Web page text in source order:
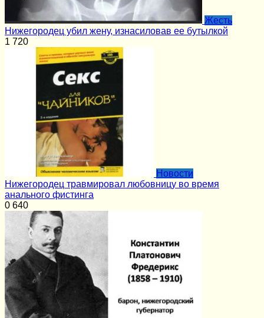
Жесть
Нижегородец убил жену, изнасиловав ее бутылкой
1 720
Новости
Нижегородец травмировал любовницу во время
анального фистинга
0 640